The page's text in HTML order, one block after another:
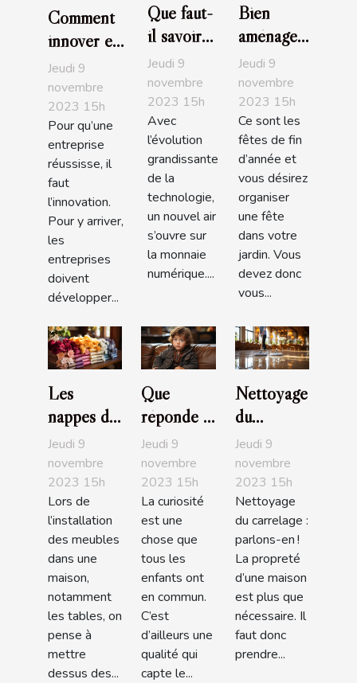
Comment
innover en
entreprise ?
Jeudi 9
novembre
2023 15h
Pour qu’une
entreprise
réussisse, il
faut
l’innovation.
Pour y arriver,
les
entreprises
doivent
développer...
Que faut-
il savoir
de la
crypto-
paradis ?
Jeudi 9
novembre
2023 15h
Avec
l’évolution
grandissante
de la
technologie,
un nouvel air
s’ouvre sur
la monnaie
numérique....
Bien
aménager
son jardin
: comment
s'y
prendre ?
Jeudi 9
novembre
2023 15h
Ce sont les
fêtes de fin
d’année et
vous désirez
organiser
une fête
dans votre
jardin. Vous
devez donc
vous...
Les
nappes de
table :
parlons-
en !
Jeudi 9
novembre
2023 15h
Lors de
l’installation
des meubles
dans une
maison,
notamment
les tables, on
pense à
mettre
dessus des...
Que
réponde à
l’enfant
qui
demande
l’origine
des bébés
?
Jeudi 9
novembre
2023 15h
La curiosité
est une
chose que
tous les
enfants ont
en commun.
C’est
d’ailleurs une
qualité qui
capte le...
Nettoyage
du
carrelage :
parlons-
en !
Jeudi 9
novembre
2023 15h
Nettoyage
du carrelage :
parlons-en !
La propreté
d’une maison
est plus que
nécessaire. Il
faut donc
prendre...